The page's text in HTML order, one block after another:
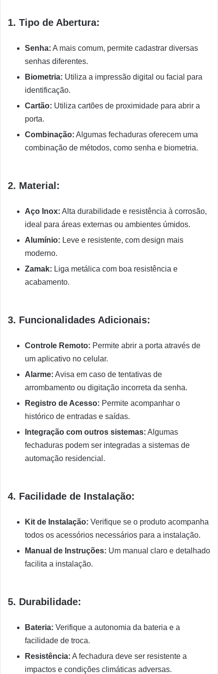
1. Tipo de Abertura:
Senha: A mais comum, permite cadastrar diversas
senhas diferentes.
Biometria: Utiliza a impressão digital ou facial para
identificação.
Cartão: Utiliza cartões de proximidade para abrir a
porta.
Combinação: Algumas fechaduras oferecem uma
combinação de métodos, como senha e biometria.
2. Material:
Aço Inox: Alta durabilidade e resistência à corrosão,
ideal para áreas externas ou ambientes úmidos.
Alumínio: Leve e resistente, com design mais
moderno.
Zamak: Liga metálica com boa resistência e
acabamento.
3. Funcionalidades Adicionais:
Controle Remoto: Permite abrir a porta através de
um aplicativo no celular.
Alarme: Avisa em caso de tentativas de
arrombamento ou digitação incorreta da senha.
Registro de Acesso: Permite acompanhar o
histórico de entradas e saídas.
Integração com outros sistemas: Algumas
fechaduras podem ser integradas a sistemas de
automação residencial.
4. Facilidade de Instalação:
Kit de Instalação: Verifique se o produto acompanha
todos os acessórios necessários para a instalação.
Manual de Instruções: Um manual claro e detalhado
facilita a instalação.
5. Durabilidade:
Bateria: Verifique a autonomia da bateria e a
facilidade de troca.
Resistência: A fechadura deve ser resistente a
impactos e condições climáticas adversas.